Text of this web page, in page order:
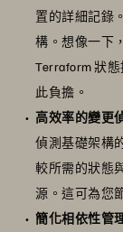
置的詳細記錄
構。想像一下
Terraform 狀
此負擔。
高效率的變更
偵測基礎架構
較所需的狀態
源。這可為您
簡化相依性管